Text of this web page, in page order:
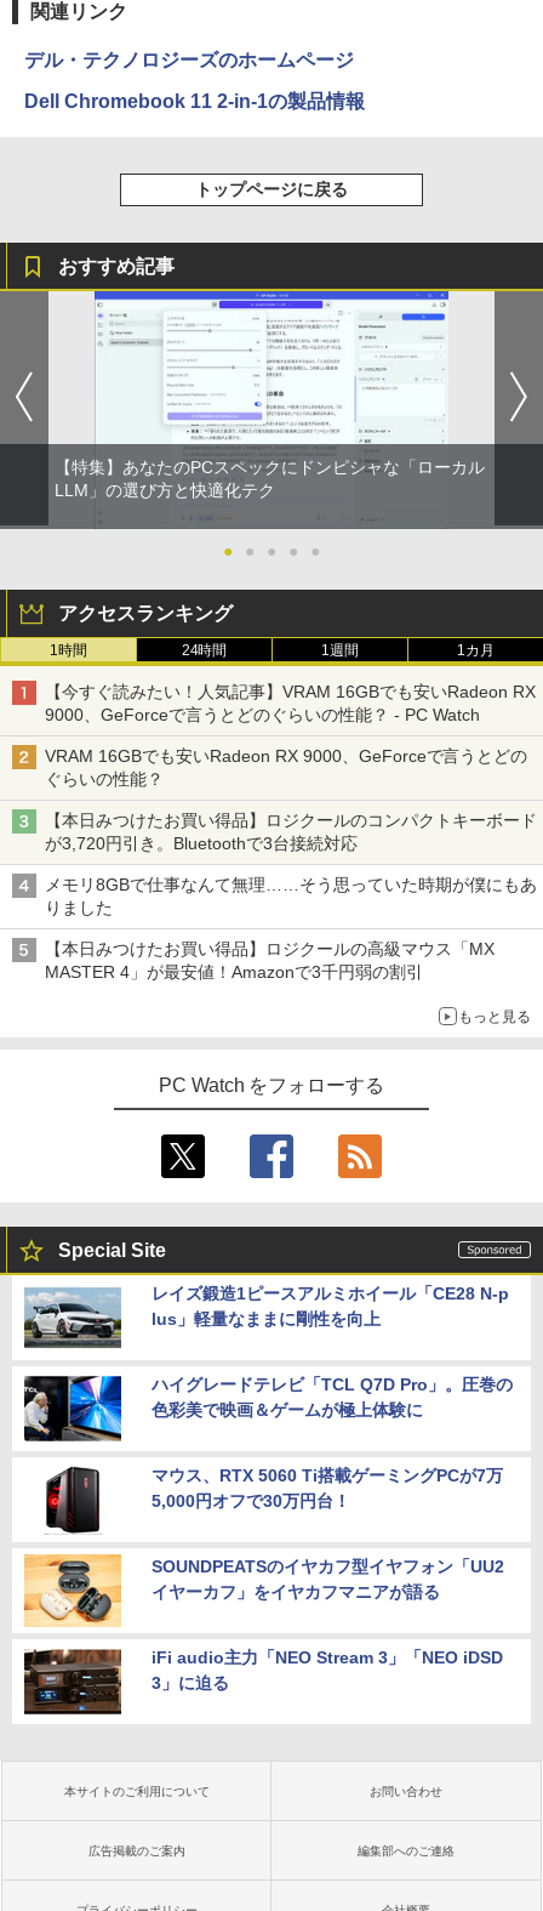
関連リンク
デル・テクノロジーズのホームページ
Dell Chromebook 11 2-in-1の製品情報
トップページに戻る
おすすめ記事
【特集】あなたのPCスペックにドンピシャな「ローカル
LLM」の選び方と快適化テク
● ● ● ● ●
アクセスランキング
1時間 24時間 1週間 1カ月
【今すぐ読みたい！人気記事】VRAM 16GBでも安いRadeon RX
9000、GeForceで言うとどのぐらいの性能？ - PC Watch
VRAM 16GBでも安いRadeon RX 9000、GeForceで言うとどの
ぐらいの性能？
【本日みつけたお買い得品】ロジクールのコンパクトキーボード
が3,720円引き。Bluetoothで3台接続対応
メモリ8GBで仕事なんて無理……そう思っていた時期が僕にもあ
りました
【本日みつけたお買い得品】ロジクールの高級マウス「MX
MASTER 4」が最安値！Amazonで3千円弱の割引
もっと見る
PC Watch をフォローする
Special Site
レイズ鍛造1ピースアルミホイール「CE28 N-p
lus」軽量なままに剛性を向上
ハイグレードテレビ「TCL Q7D Pro」。圧巻の
色彩美で映画＆ゲームが極上体験に
マウス、RTX 5060 Ti搭載ゲーミングPCが7万
5,000円オフで30万円台！
SOUNDPEATSのイヤカフ型イヤフォン「UU2
イヤーカフ」をイヤカフマニアが語る
iFi audio主力「NEO Stream 3」「NEO iDSD
3」に迫る
本サイトのご利用について お問い合わせ
広告掲載のご案内 編集部へのご連絡